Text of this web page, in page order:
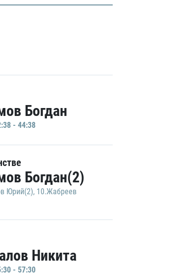
Богдан
- 44:38
Богдан(2)
Юрий(2), 10.Жабреев
Никита
- 57:30